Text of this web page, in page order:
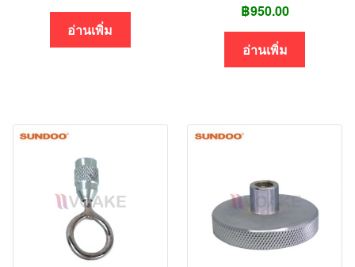
อ่านเพิ่ม
฿950.00
อ่านเพิ่ม